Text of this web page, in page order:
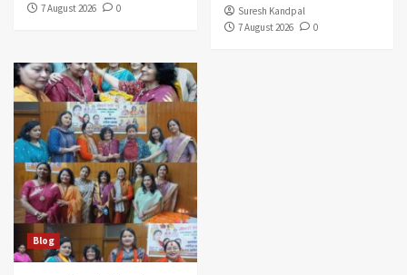
7 August 2026
0
Suresh Kandpal
7 August 2026
0
Blog